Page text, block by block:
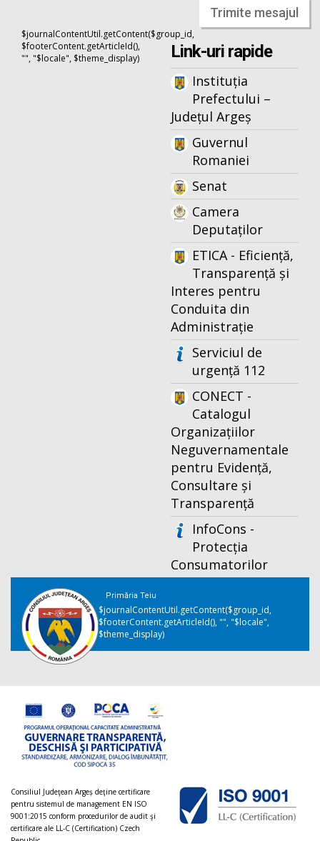
Trimite mesajul
$journalContentUtil.getContent($group_id,
$footerContent.getArticleId(),
"", "$locale", $theme_display)
Link-uri rapide
Instituția
Prefectului –
Județul Argeș
Guvernul
Romaniei
Senat
Camera
Deputaților
ETICA - Eficiență,
Transparență și
Interes pentru
Conduita din
Administrație
Serviciul de
urgență 112
CONECT -
Catalogul
Organizațiilor
Neguvernamentale
pentru Evidență,
Consultare și
Transparență
InfoCons -
Protecția
Consumatorilor
Primăria Teiu
$journalContentUtil.getContent($group_id,
$footerContent.getArticleId(), "", "$locale",
$theme_display)
Consiliul Judeţean Argeș deţine certificare
pentru sistemul de management EN ISO
9001:2015 conform procedurilor de audit şi
certificare ale LL-C (Certification) Czech